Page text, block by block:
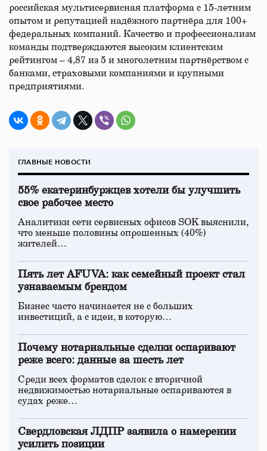
российская мультисервисная платформа с 15-летним
опытом и репутацией надёжного партнёра для 100+
федеральных компаний. Качество и профессионализм
команды подтверждаются высоким клиентским
рейтингом – 4,87 из 5 и многолетним партнёрством с
банками, страховыми компаниями и крупными
предприятиями.
ГЛАВНЫЕ НОВОСТИ
55% екатеринбуржцев хотели бы улучшить
свое рабочее место
Аналитики сети сервисных офисов SOK выяснили,
что меньше половины опрошенных (40%)
жителей…
Пять лет AFUVA: как семейный проект стал
узнаваемым брендом
Бизнес часто начинается не с больших
инвестиций, а с идеи, в которую…
Почему нотариальные сделки оспаривают
реже всего: данные за шесть лет
Среди всех форматов сделок с вторичной
недвижимостью нотариальные оспариваются в
судах реже…
Свердловская ЛДПР заявила о намерении
усилить позиции